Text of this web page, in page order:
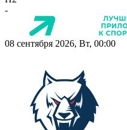
-
08 сентября 2026, Вт, 00:00